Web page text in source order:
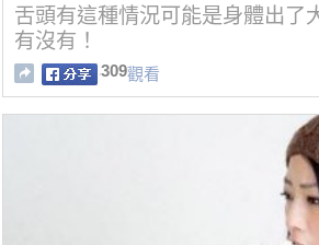
舌頭有這種情況可能是身體出了
有沒有！
309觀看